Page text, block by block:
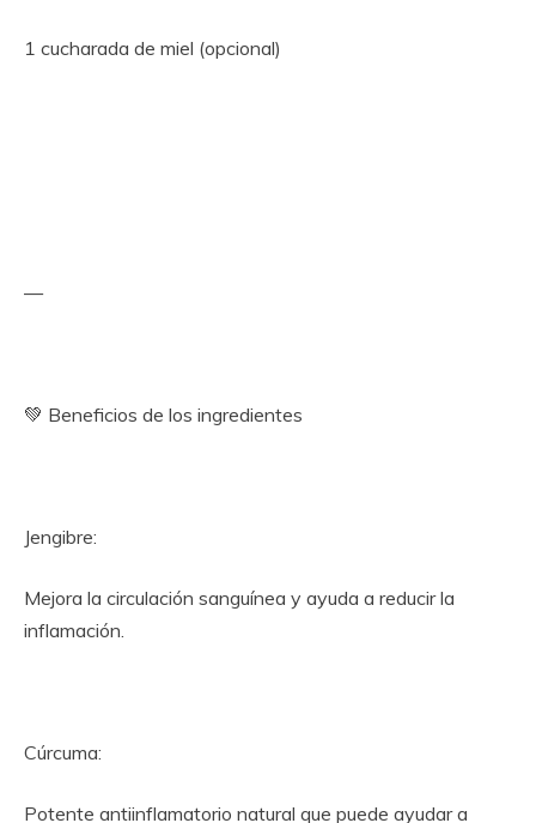
1 cucharada de miel (opcional)
—
💚 Beneficios de los ingredientes
Jengibre:
Mejora la circulación sanguínea y ayuda a reducir la
inflamación.
Cúrcuma:
Potente antiinflamatorio natural que puede ayudar a